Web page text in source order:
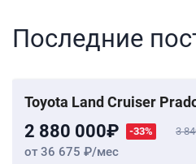
Последние
Toyota Land Cruiser
2 880 000 -33% 3
от 36 675 /мес